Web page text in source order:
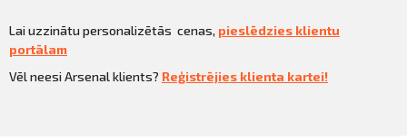
Lai uzzinātu personalizētās cenas, pieslēdzies klientu
portālam
Vēl neesi Arsenal klients? Reģistrējies klienta kartei!